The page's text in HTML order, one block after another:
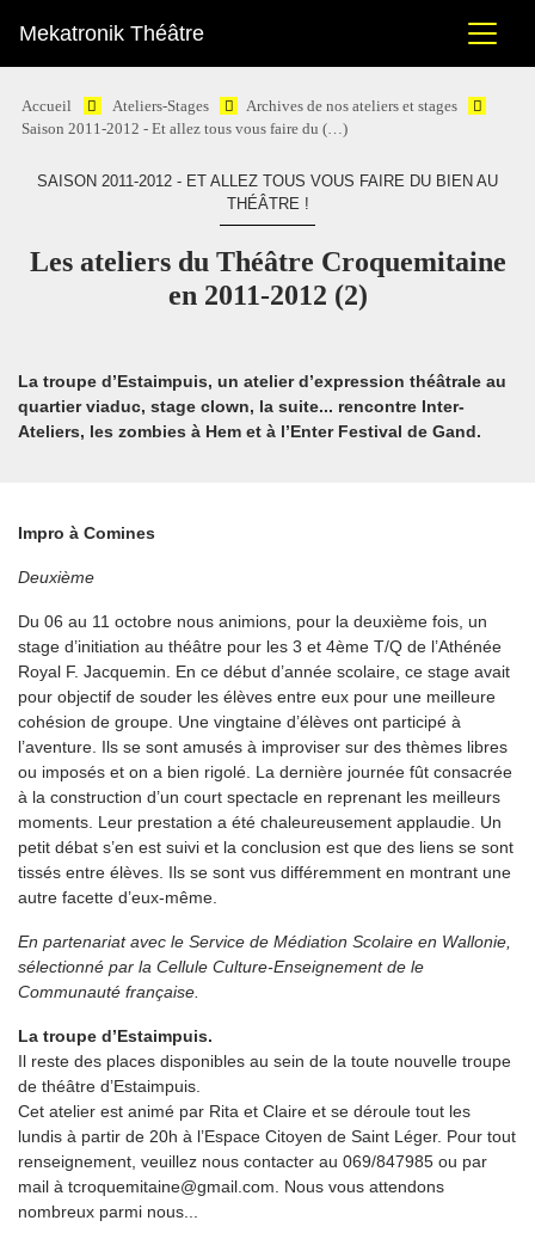
Mekatronik Théâtre
Accueil Ateliers-Stages
Archives de nos ateliers et stages
Saison 2011-2012 - Et allez tous vous faire du (…)
SAISON 2011-2012 - ET ALLEZ TOUS VOUS FAIRE DU BIEN AU
THÉÂTRE !
Les ateliers du Théâtre Croquemitaine
en 2011-2012 (2)
La troupe d’Estaimpuis, un atelier d’expression théâtrale au
quartier viaduc, stage clown, la suite... rencontre Inter-
Ateliers, les zombies à Hem et à l’Enter Festival de Gand.
Impro à Comines
Deuxième
Du 06 au 11 octobre nous animions, pour la deuxième fois, un
stage d’initiation au théâtre pour les 3 et 4ème T/Q de l’Athénée
Royal F. Jacquemin. En ce début d’année scolaire, ce stage avait
pour objectif de souder les élèves entre eux pour une meilleure
cohésion de groupe. Une vingtaine d’élèves ont participé à
l’aventure. Ils se sont amusés à improviser sur des thèmes libres
ou imposés et on a bien rigolé. La dernière journée fût consacrée
à la construction d’un court spectacle en reprenant les meilleurs
moments. Leur prestation a été chaleureusement applaudie. Un
petit débat s’en est suivi et la conclusion est que des liens se sont
tissés entre élèves. Ils se sont vus différemment en montrant une
autre facette d’eux-même.
En partenariat avec le Service de Médiation Scolaire en Wallonie,
sélectionné par la Cellule Culture-Enseignement de le
Communauté française.
La troupe d’Estaimpuis.
Il reste des places disponibles au sein de la toute nouvelle troupe
de théâtre d’Estaimpuis.
Cet atelier est animé par Rita et Claire et se déroule tout les
lundis à partir de 20h à l’Espace Citoyen de Saint Léger. Pour tout
renseignement, veuillez nous contacter au 069/847985 ou par
mail à tcroquemitaine@gmail.com. Nous vous attendons
nombreux parmi nous...